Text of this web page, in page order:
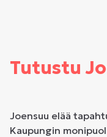
Tutustu
Joensuu elää
Kaupungin